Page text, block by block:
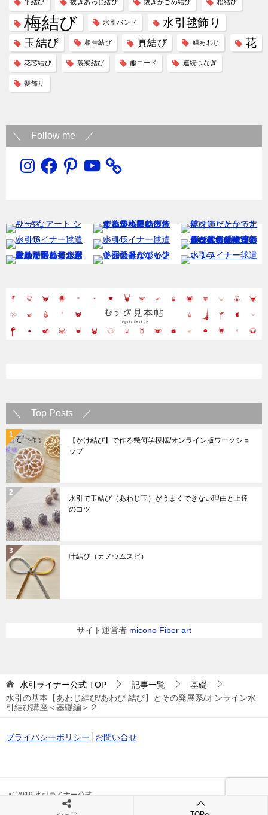
平結び 抜きあわじ結び 抜きかごめ結び 松結び
梅結び 水引バンド
水引毬飾り
玉結び
相生結び 真結び 組あわじ 花
花芯結び 袈裟結び 趣コード 連続つなぎ
髪飾り
＼ Follow me ／
InstagramFacebookPinterestYouTube
＼ Top Posts ／
【かけ結び】で作る幾何学模様/オンライン版ワークショ
ップ
水引で玉結び（あわじ玉）がうまくできない理由と上達
のコツ
叶結び（カノウムスビ）
サイト運営者 micono Fiber art
水引ライナー公式 TOP 記事一覧
基礎
水引の基本【あわじ結び/あわび 結び】とその発展系/オンライン水
引結び講座＜基礎編＞２
プライバシーポリシー お問い合せ
© 2019 水引ライナー公式